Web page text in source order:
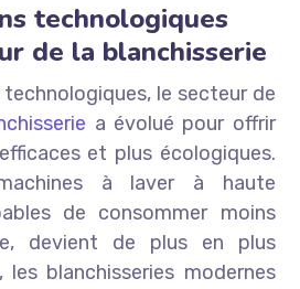
technologiques
de la blanchisserie
le secteur de
a évolué pour offrir
et plus écologiques.
à laver à haute
de consommer moins
devient de plus en plus
les blanchisseries modernes